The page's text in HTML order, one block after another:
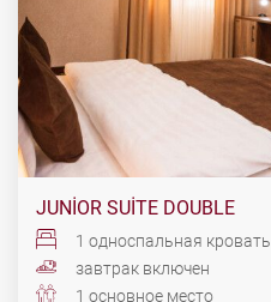
JUNIOR SUITE DOUBLE
1 односпальная кровать
завтрак включен
1 основное место